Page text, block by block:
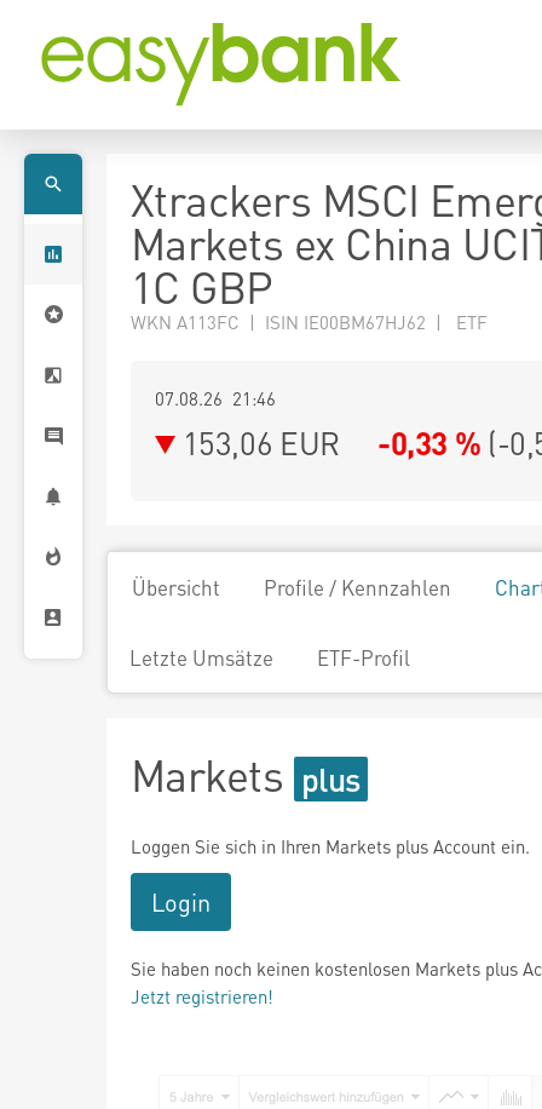
Xtrackers MSCI
Markets ex China
1C GBP
WKN A113FC | ISIN IE00BM67HJ62 | ETF
07.08.26 21:46
153,06 EUR -0,33 % (-
Übersicht Profile / Kennzahlen
Letzte Umsätze ETF-Profil
Markets
Loggen Sie sich in Ihren Markets plus Account ein.
Login
Sie haben noch keinen kostenlosen Markets plus
Jetzt registrieren!